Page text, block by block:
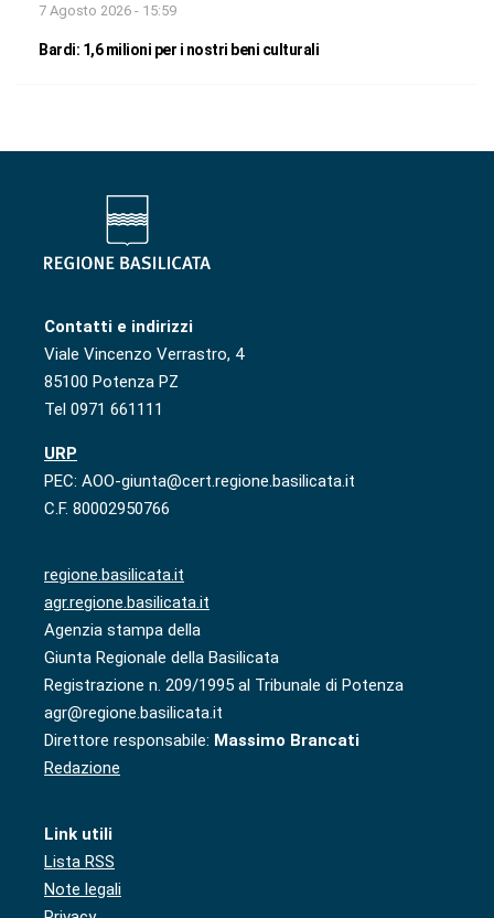
7 Agosto 2026 - 15:59
Bardi: 1,6 milioni per i nostri beni culturali
Contatti e indirizzi
Viale Vincenzo Verrastro, 4
85100 Potenza PZ
Tel 0971 661111
URP
PEC: AOO-giunta@cert.regione.basilicata.it
C.F. 80002950766
regione.basilicata.it
agr.regione.basilicata.it
Agenzia stampa della
Giunta Regionale della Basilicata
Registrazione n. 209/1995 al Tribunale di Potenza
agr@regione.basilicata.it
Direttore responsabile: Massimo Brancati
Redazione
Link utili
Lista RSS
Note legali